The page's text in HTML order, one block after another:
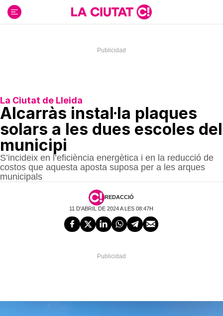
contenido
La Ciutat de Lleida
Alcarràs instal·la plaques
solars a les dues escoles del
municipi
S’incideix en l’eficiència energètica i en la reducció de
costos que aquesta aposta suposa per a les arques
municipals
REDACCIÓ
11 D'ABRIL DE 2024 A LES 08:47H